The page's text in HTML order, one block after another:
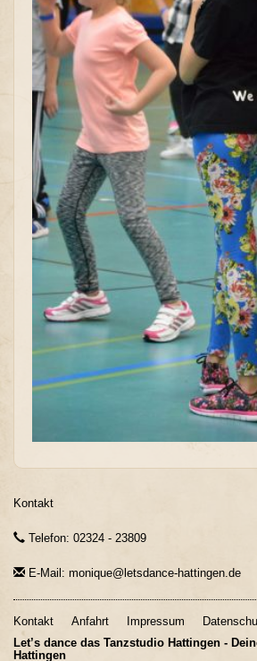
Kontakt
Telefon: 02324 - 23809
E-Mail: monique@letsdance-hattingen.de
Kontakt Anfahrt Impressum
Let’s dance das Tanzstudio Hattingen -
Hattingen